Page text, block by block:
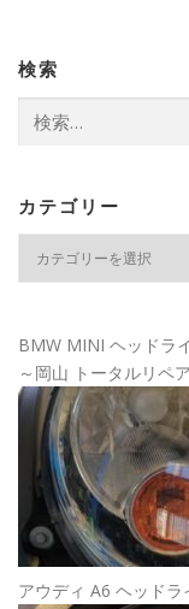
検索
索:
カテゴリー
ー
BMW MINI ヘッドラ
～岡山 トータルリペ
アウディ A6 ヘッド